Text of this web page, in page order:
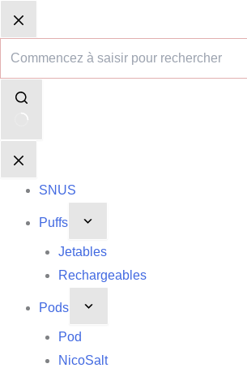
au
contenu
résultat
SNUS
Puffs
Jetables
Rechargeables
Pods
Pod
NicoSalt
d’achat
d’achat